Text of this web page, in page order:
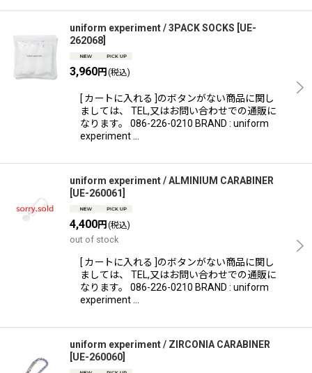
uniform experiment / 3PACK SOCKS UE-
262068
3,960円 (税込)
[ カートに入れる ]のボタンがない商品に関し
ましては、 TEL,又はお問い合わせでの通販に
なります。 086-226-0210 BRAND : uniform
experiment …
uniform experiment / ALMINIUM CARABINER
UE-260061
4,400円 (税込)
out of stock
[ カートに入れる ]のボタンがない商品に関し
ましては、 TEL,又はお問い合わせでの通販に
なります。 086-226-0210 BRAND : uniform
experiment …
uniform experiment / ZIRCONIA CARABINER
UE-260060